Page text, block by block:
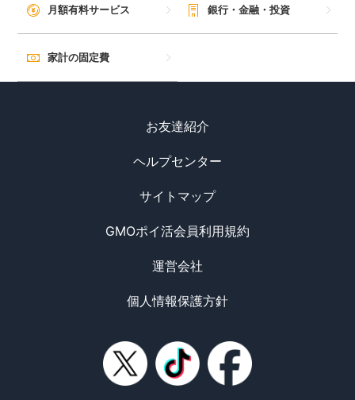
毎日ゲット
特集一覧
月額有料サービス 銀行・金融・投資
家計の固定費
お友達紹介
ヘルプセンター
サイトマップ
GMOポイ活会員利用規約
運営会社
個人情報保護方針